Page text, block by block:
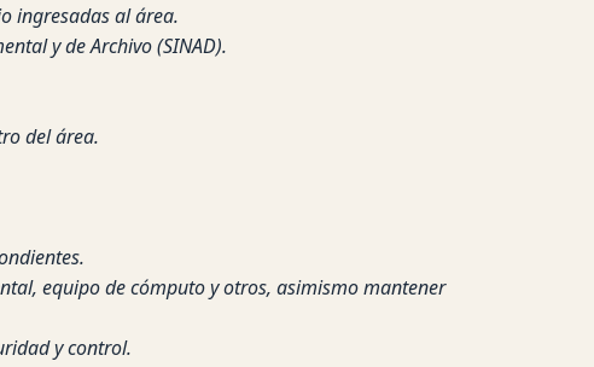
ingresadas al área.
y de Archivo (SINAD).
del área.
equipo de cómputo y otros, asimismo mantener
y control.